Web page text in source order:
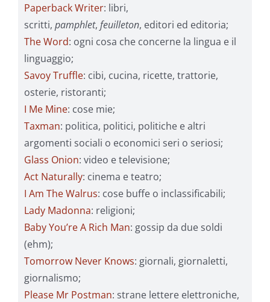
Paperback Writer: libri,
scritti, pamphlet, feuilleton, editori ed editoria;
The Word: ogni cosa che concerne la lingua e il
linguaggio;
Savoy Truffle: cibi, cucina, ricette, trattorie,
osterie, ristoranti;
I Me Mine: cose mie;
Taxman: politica, politici, politiche e altri
argomenti sociali o economici seri o seriosi;
Glass Onion: video e televisione;
Act Naturally: cinema e teatro;
I Am The Walrus: cose buffe o inclassificabili;
Lady Madonna: religioni;
Baby You’re A Rich Man: gossip da due soldi
(ehm);
Tomorrow Never Knows: giornali, giornaletti,
giornalismo;
Please Mr Postman: strane lettere elettroniche,